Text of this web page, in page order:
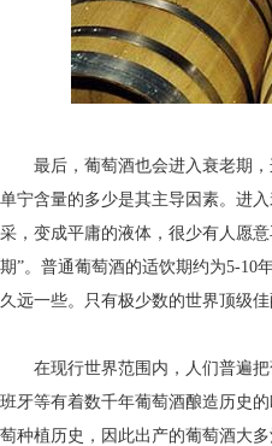
最后，葡萄酒也会进入衰老期，
单宁含量的多少是其主导因素。进
采，变成平庸的液体，很少有人愿
期”。普通葡萄酒的适饮期约为5-10
久远一些。只有极少数的世界顶级
在现行世界范围内，人们普遍把
班牙等有着数千年葡萄酒酿造历史
萄种植历史，因此出产的葡萄酒大